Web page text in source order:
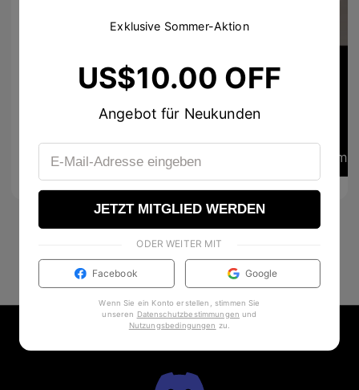
reggie_le_beau
Exklusive Sommer-Aktion
US$10.00 OFF
Angebot für Neukunden
JETZT MITGLIED WERDEN
ODER WEITER MIT
Facebook Google
Wenn Sie ein Konto erstellen, stimmen Sie
unseren Datenschutzbestimmungen und
Nutzungsbedingungen zu